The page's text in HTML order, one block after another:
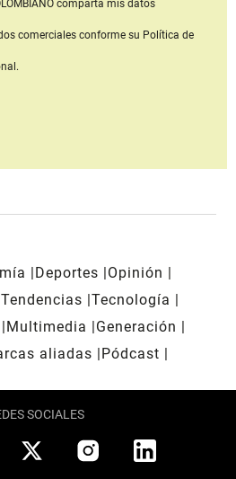
comparta mis datos
comerciales conforme su Política de
Deportes
Opinión
Tendencias Tecnología
Multimedia
Generación
aliadas
Pódcast
SOCIALES